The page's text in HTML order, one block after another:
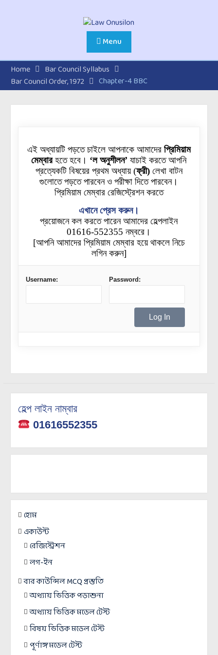
Menu
Home
Bar Council Syllabus
Bar Council Order, 1972
Chapter-4 BBC
এই অধ্যায়টি পড়তে চাইলে আপনাকে আমাদের প্রিমিয়াম
মেম্বারহতে হবে। ‘ল অনুশীলন’ যাচাই করতে আপনি
প্রত্যেকটি বিষয়ের প্রথম অধ্যায়(ফ্রী)লেখা বাটন
গুলোতেপড়তে পারবেন ও পরীক্ষা দিতে পারবেন।
প্রিমিয়াম মেম্বার রেজিস্ট্রেশন করতে
এখানে প্রেস করুন।
প্রয়োজনে কল করতে পারেন আমাদের হেল্পলাইন
01616-552355 নম্বরে।
[আপনি আমাদের প্রিমিয়াম মেম্বার হয়ে থাকলে নিচে
লগিন করুন]
Username: Password:
হেল্প লাইন নাম্বার
01616552355
হোম
একাউন্ট
রেজিস্ট্রেশন
লগ-ইন
বার কাউন্সিল MCQ প্রস্তুতি
অধ্যায় ভিত্তিক পড়াশুনা
অধ্যায় ভিত্তিক মডেল টেস্ট
বিষয় ভিত্তিক মডেল টেস্ট
পূর্ণাঙ্গ মডেল টেস্ট